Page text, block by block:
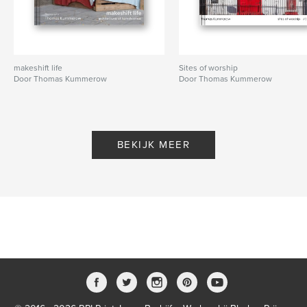
makeshift life
Door Thomas Kummerow
Sites of worship
Door Thomas Kummerow
BEKIJK MEER